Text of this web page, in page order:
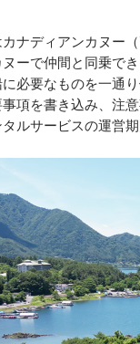
ナディアンカヌー
ーで仲間と同乗で
必要なものを一通
項を書き込み、注
ルサービスの運営